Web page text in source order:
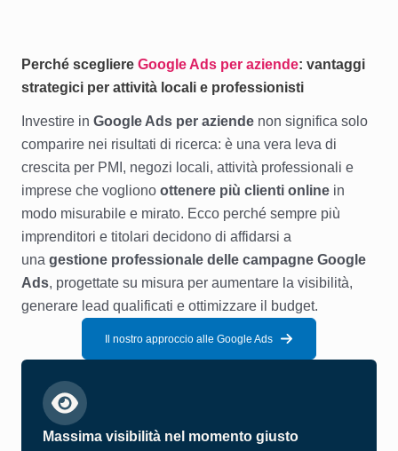
Perché scegliere Google Ads per aziende: vantaggi
strategici per attività locali e professionisti
Investire in Google Ads per aziende non significa solo
comparire nei risultati di ricerca: è una vera leva di
crescita per PMI, negozi locali, attività professionali e
imprese che vogliono ottenere più clienti online in
modo misurabile e mirato. Ecco perché sempre più
imprenditori e titolari decidono di affidarsi a
una gestione professionale delle campagne Google
Ads, progettate su misura per aumentare la visibilità,
generare lead qualificati e ottimizzare il budget.
Il nostro approccio alle Google Ads
Massima visibilità nel momento giusto